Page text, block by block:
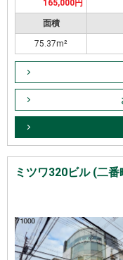
165,000円
面積
75.37m²
ミツワ320ビル (二番